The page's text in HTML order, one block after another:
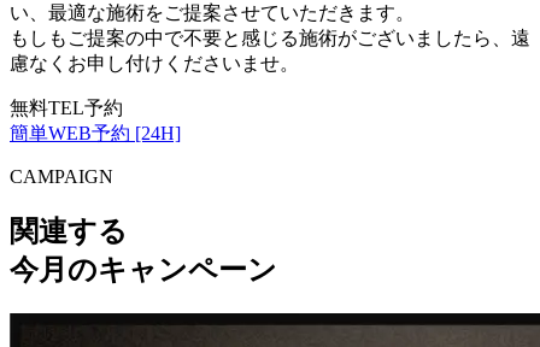
い、最適な施術をご提案させていただきます。
もしもご提案の中で不要と感じる施術がございましたら、遠
慮なくお申し付けくださいませ。
無料TEL予約
簡単WEB予約 [24H]
CAMPAIGN
関連する
今月のキャンペーン